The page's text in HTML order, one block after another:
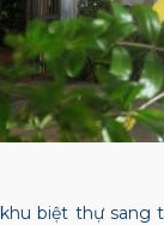
biệt thự sang